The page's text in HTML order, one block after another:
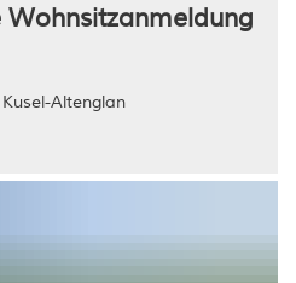
Wohnsitzanmeldung
Altenglan